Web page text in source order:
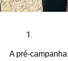
A pré-